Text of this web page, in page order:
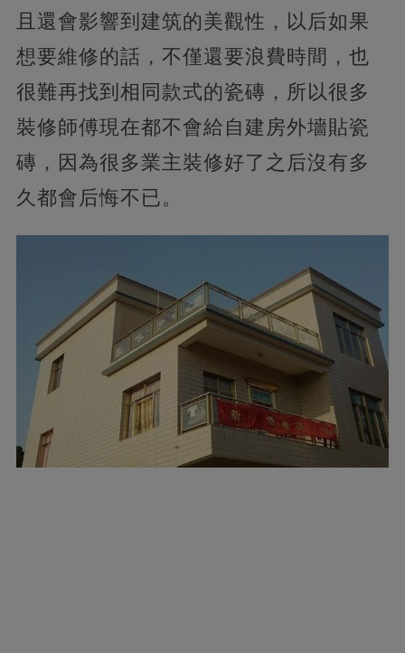
且還會影響到建筑的美觀性，以后如果
想要維修的話，不僅還要浪費時間，也
很難再找到相同款式的瓷磚，所以很多
裝修師傅現在都不會給自建房外墻貼瓷
磚，因為很多業主裝修好了之后沒有多
久都會后悔不已。